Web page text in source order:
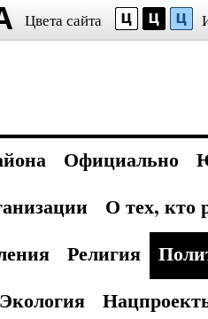
Цвета сайта
Официально
О тех, кто
Религия
Экология